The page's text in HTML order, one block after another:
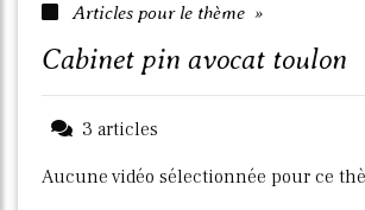
Articles pour le thème »
cabinet pin avocat toulon
3 articles
Aucune vidéo sélectionnée pour ce